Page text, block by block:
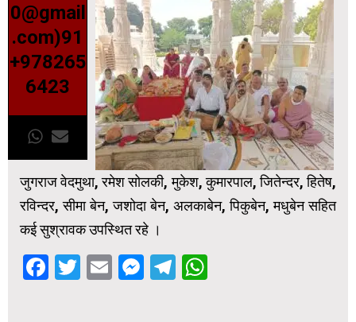
0@gmail
.com)91
+978265
6423
जुगराज वेदमुथा, रमेश सोलकी, मुकेश, कुमारपाल, जितेन्दर, हितेष,
रविन्दर, सीमा बेन, जशोदा बेन, अलकाबेन, पिकुबेन, मधुबेन सहित
कई सुश्रावक उपस्थित रहे ।
Facebook
Twitter
EmailMessenger
Telegram